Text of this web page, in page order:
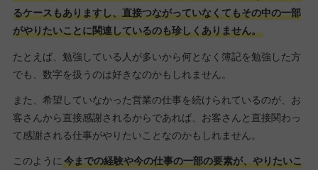
るケースもありますし、直接つながっていなくてもその中の一部
がやりたいことに関連しているのも珍しくありません。
たとえば、勉強している人が多いから何となく簿記を勉強した方
でも、数字を扱うのは好きなのかもしれません。
また、希望していなかった営業の仕事を続けられているのが、お
客さんから直接感謝されるからであれば、お客さんと直接関わっ
て感謝される仕事がやりたいことなのかもしれません。
このように 今までの経験や今の仕事の一部の要素が、やりたいこ